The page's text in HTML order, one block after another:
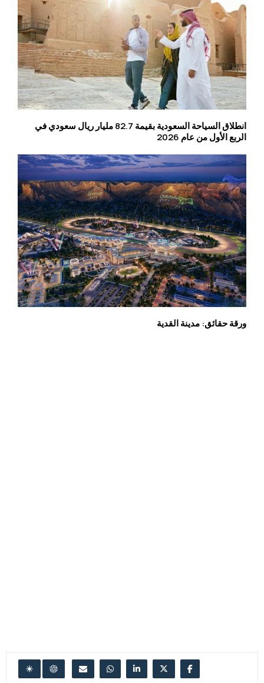
انطلاق السياحة السعودية بقيمة 82.7 مليار ريال سعودي في
الربع الأول من عام 2026
ورقة حقائق: مدينة القدية